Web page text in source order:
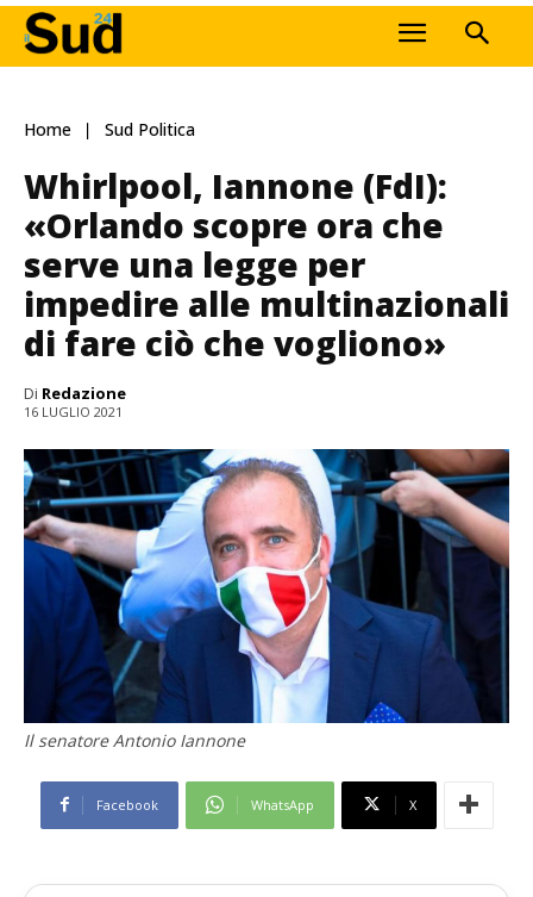
Home Sud Politica
Whirlpool, Iannone (FdI):
«Orlando scopre ora che
serve una legge per
impedire alle multinazionali
di fare ciò che vogliono»
Di Redazione
16 LUGLIO 2021
Il senatore Antonio Iannone
Facebook WhatsApp X